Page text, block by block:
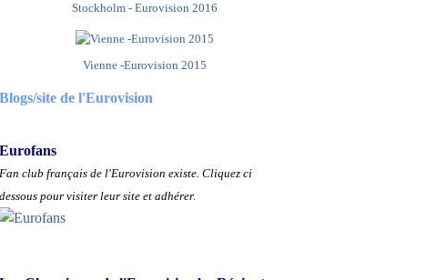
Stockholm - Eurovision 2016
Vienne -Eurovision 2015
Blogs/site de l'Eurovision
Eurofans
Fan club français de l'Eurovision existe. Cliquez ci
dessous pour visiter leur site et adhérer.